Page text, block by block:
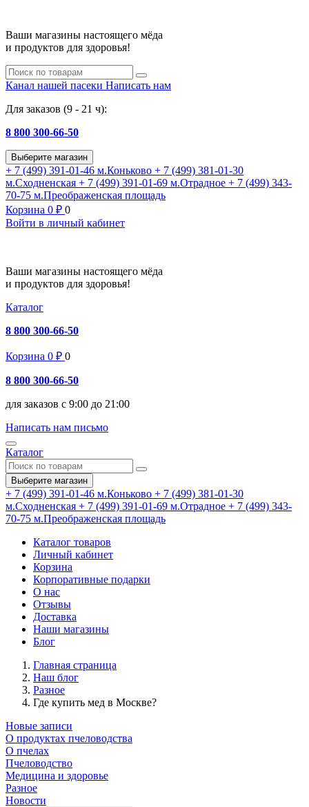
Ваши магазины настоящего мёда
и продуктов для здоровья!
Канал нашей пасеки Написать нам
Для заказов (9 - 21 ч):
8 800 300-66-50
Выберите магазин
+ 7 (499) 391-01-46 м.Коньково + 7 (499) 381-01-30
м.Сходненская + 7 (499) 391-01-69 м.Отрадное + 7 (499) 343-
70-75 м.Преображенская площадь
Корзина 0 ₽ 0
Войти в личный кабинет
Ваши магазины настоящего мёда
и продуктов для здоровья!
Каталог
8 800 300-66-50
Корзина 0 ₽ 0
8 800 300-66-50
для заказов с 9:00 до 21:00
Написать нам письмо
Каталог
Выберите магазин
+ 7 (499) 391-01-46 м.Коньково + 7 (499) 381-01-30
м.Сходненская + 7 (499) 391-01-69 м.Отрадное + 7 (499) 343-
70-75 м.Преображенская площадь
Каталог товаров
Личный кабинет
Корзина
Корпоративные подарки
О нас
Отзывы
Доставка
Наши магазины
Блог
Главная страница
Наш блог
Разное
Где купить мед в Москве?
Новые записи
О продуктах пчеловодства
О пчелах
Пчеловодство
Медицина и здоровье
Разное
Новости